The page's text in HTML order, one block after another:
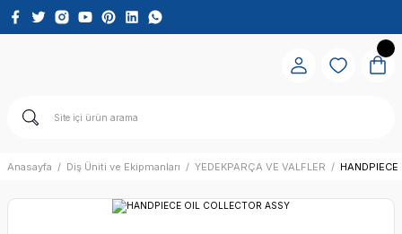
Anasayfa Diş Üniti ve Ekipmanları YEDEKPARÇA VE VALFLER